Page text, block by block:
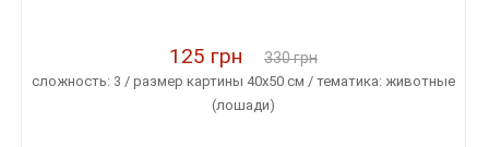
125 грн 330 грн
сложность: 3 / размер картины 40х50 см / тематика: животные
(лошади)